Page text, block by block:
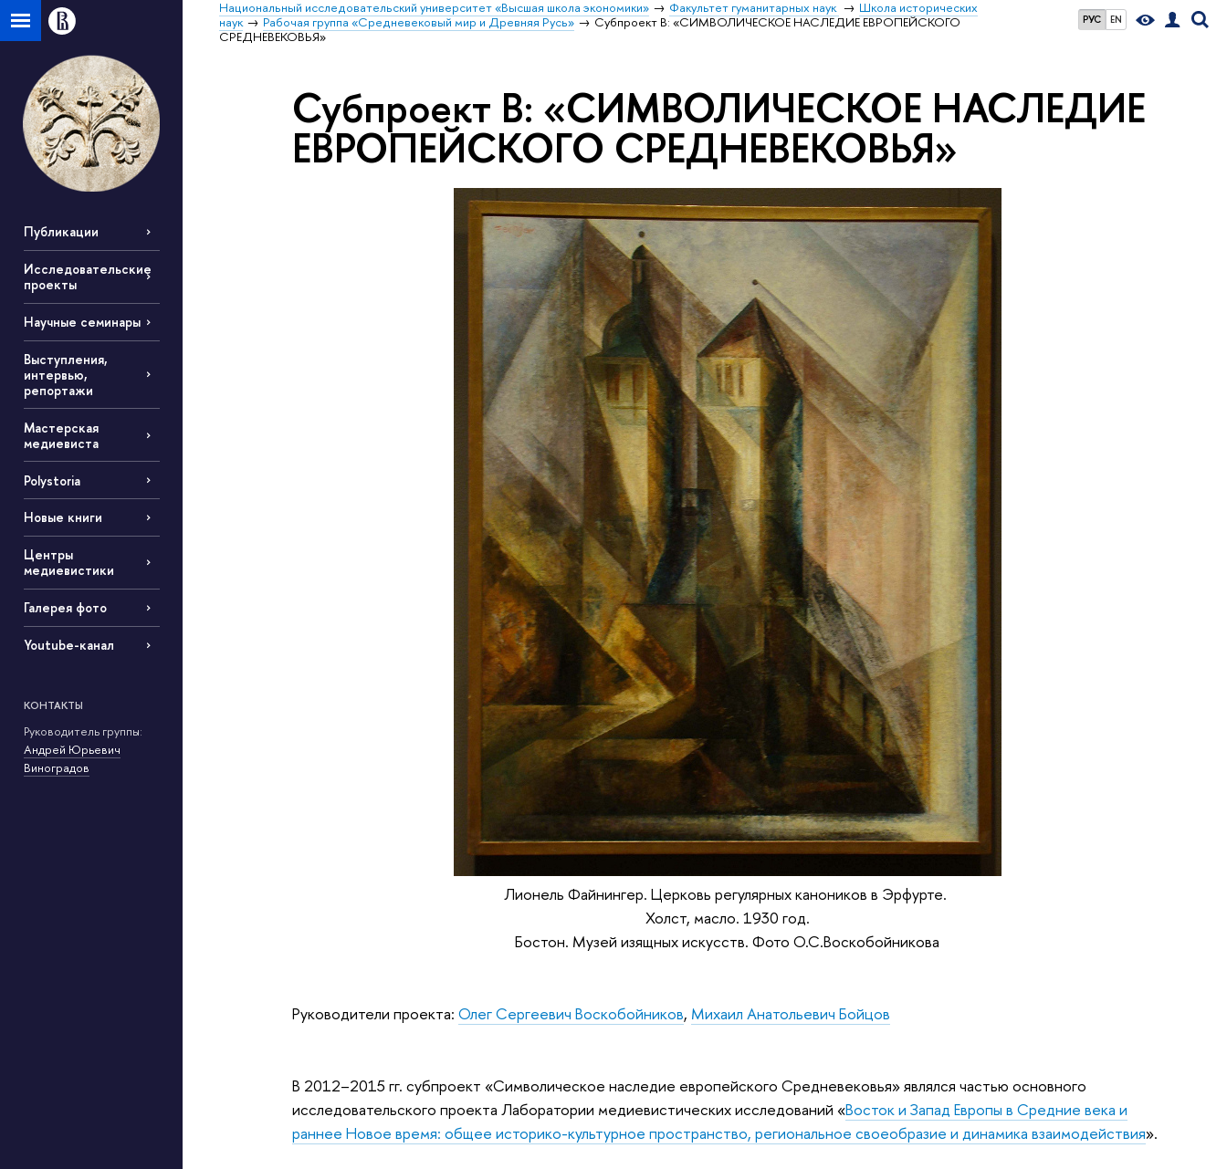
РУС EN
Национальный исследовательский университет «Высшая школа экономики» Факультет гуманитарных наук
Школа исторических
наук
Рабочая группа «Средневековый мир и Древняя Русь»
Субпроект В: «СИМВОЛИЧЕСКОЕ НАСЛЕДИЕ ЕВРОПЕЙСКОГО
СРЕДНЕВЕКОВЬЯ»
Публикации
Исследовательские
проекты
Научные семинары
Выступления,
интервью,
репортажи
Мастерская
медиевиста
Polystoria
Новые книги
Центры
медиевистики
Галерея фото
Youtube-канал
КОНТАКТЫ
Руководитель группы:
Андрей Юрьевич
Виноградов
Субпроект В: «СИМВОЛИЧЕСКОЕ НАСЛЕДИЕ
ЕВРОПЕЙСКОГО СРЕДНЕВЕКОВЬЯ»
Лионель Файнингер. Церковь регулярных каноников в Эрфурте.
Холст, масло. 1930 год.
Бостон. Музей изящных искусств. Фото О.С.Воскобойникова
Руководители проекта: Олег Сергеевич Воскобойников, Михаил Анатольевич Бойцов
В 2012–2015 гг. субпроект «Символическое наследие европейского Средневековья» являлся частью основного
исследовательского проекта Лаборатории медиевистических исследований «Восток и Запад Европы в Средние века и
раннее Новое время: общее историко-культурное пространство, региональное своеобразие и динамика взаимодействия».